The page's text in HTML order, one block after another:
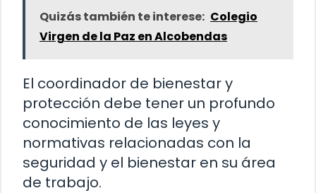
Quizás también te interese: Colegio
Virgen de la Paz en Alcobendas
El coordinador de bienestar y
protección debe tener un profundo
conocimiento de las leyes y
normativas relacionadas con la
seguridad y el bienestar en su área
de trabajo.